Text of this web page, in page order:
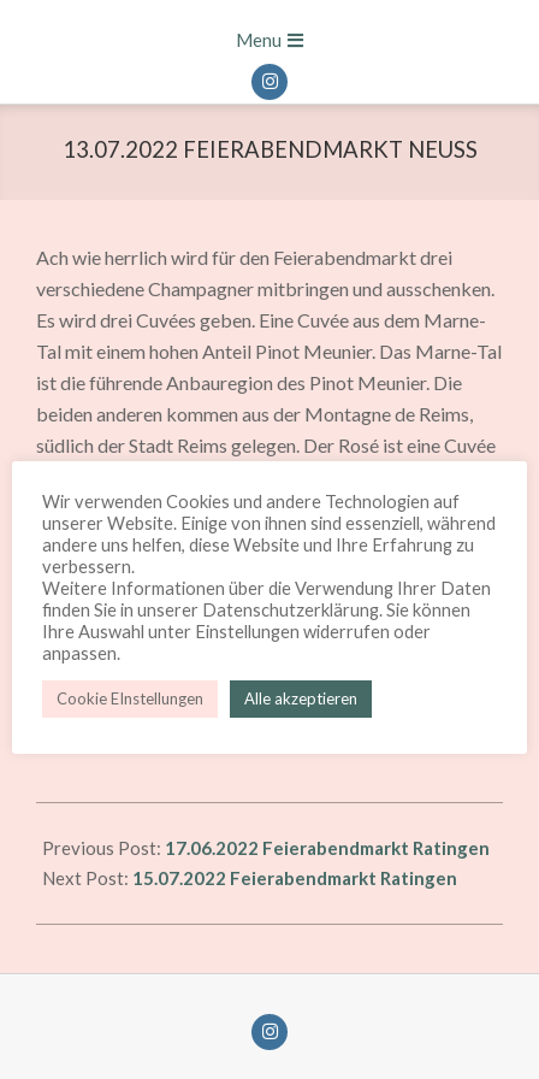
Menu
13.07.2022 FEIERABENDMARKT NEUSS
Ach wie herrlich wird für den Feierabendmarkt drei
verschiedene Champagner mitbringen und ausschenken.
Es wird drei Cuvées geben. Eine Cuvée aus dem Marne-
Tal mit einem hohen Anteil Pinot Meunier. Das Marne-Tal
ist die führende Anbauregion des Pinot Meunier. Die
beiden anderen kommen aus der Montagne de Reims,
südlich der Stadt Reims gelegen. Der Rosé ist eine Cuvée
und die zweite Cuvée ist eine klassische Mischung der
drei typischen Champagner Trauben – neben den beiden
dunklen Trauben noch der Chardonnay. Wir freuen uns
auf Euch!
Neuss, Freithof, 16.00 – 21.00 Uhr
https://www.neuss-marketing.de/afterwork-in-neuss-
06-
15
Previous Post: 17.06.2022 Feierabendmarkt Ratingen
Next Post: 15.07.2022 Feierabendmarkt Ratingen
Wir verwenden Cookies und andere Technologien auf
unserer Website. Einige von ihnen sind essenziell, während
andere uns helfen, diese Website und Ihre Erfahrung zu
verbessern.
Weitere Informationen über die Verwendung Ihrer Daten
finden Sie in unserer Datenschutzerklärung. Sie können
Ihre Auswahl unter Einstellungen widerrufen oder
anpassen.
Cookie EInstellungen Alle akzeptieren